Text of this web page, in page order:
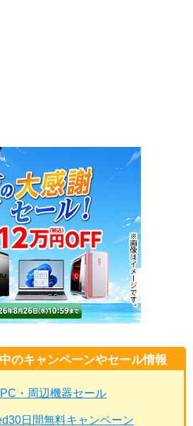
のキャンペーンやセール情報
PC・周辺機器セール
日間無料キャンペーン